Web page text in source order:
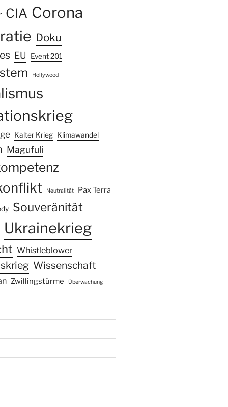
CIA Corona
Doku
EU Event 201
Hollywood
Kalter Krieg Klimawandel
Magufuli
Neutralität Pax Terra
Souveränität
Ukrainekrieg
Whistleblower
Wissenschaft
Zwillingstürme Überwachung